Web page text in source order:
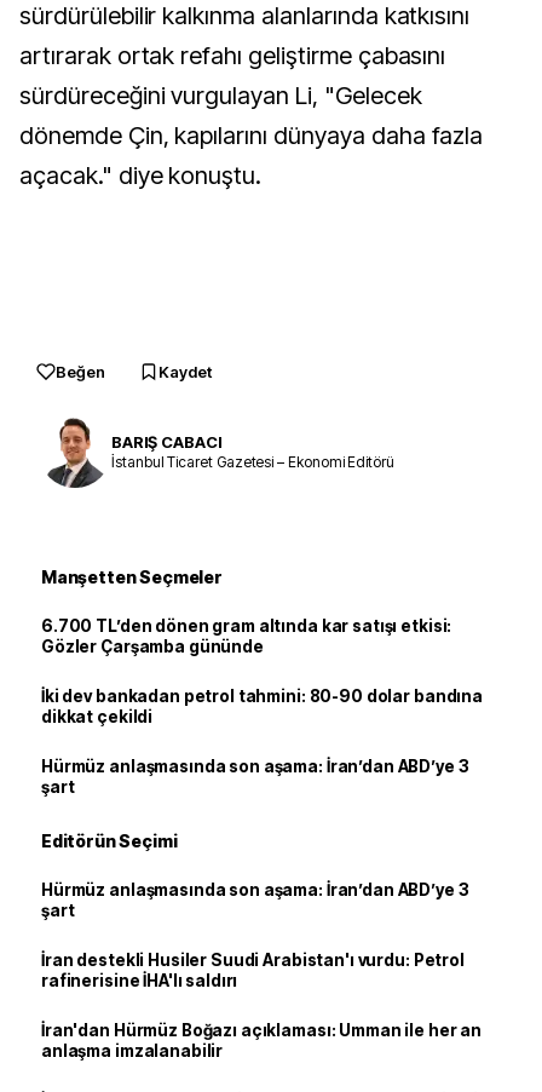
sürdürülebilir kalkınma alanlarında katkısını
artırarak ortak refahı geliştirme çabasını
sürdüreceğini vurgulayan Li, "Gelecek
dönemde Çin, kapılarını dünyaya daha fazla
açacak." diye konuştu.
Beğen Kaydet
BARIŞ CABACI
İstanbul Ticaret Gazetesi – Ekonomi Editörü
Manşetten Seçmeler
6.700 TL’den dönen gram altında kar satışı etkisi:
Gözler Çarşamba gününde
İki dev bankadan petrol tahmini: 80-90 dolar bandına
dikkat çekildi
Hürmüz anlaşmasında son aşama: İran’dan ABD’ye 3
şart
Editörün Seçimi
Hürmüz anlaşmasında son aşama: İran’dan ABD’ye 3
şart
İran destekli Husiler Suudi Arabistan'ı vurdu: Petrol
rafinerisine İHA'lı saldırı
İran'dan Hürmüz Boğazı açıklaması: Umman ile her an
anlaşma imzalanabilir